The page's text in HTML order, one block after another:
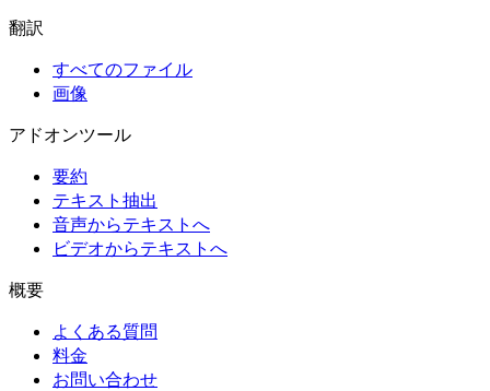
翻訳
すべてのファイル
画像
アドオンツール
要約
テキスト抽出
音声からテキストへ
ビデオからテキストへ
概要
よくある質問
料金
お問い合わせ